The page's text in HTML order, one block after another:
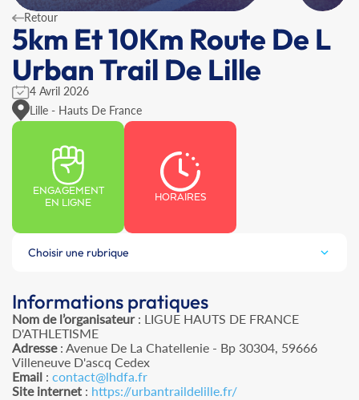
Retour
5km Et 10Km Route De L
Urban Trail De Lille
4 Avril 2026
Lille - Hauts De France
ENGAGEMENT
EN LIGNE
HORAIRES
Choisir une rubrique
Informations pratiques
Nom de l’organisateur: LIGUE HAUTS DE FRANCE
D'ATHLETISME
Adresse: Avenue De La Chatellenie - Bp 30304, 59666
Villeneuve D'ascq Cedex
Email : contact@lhdfa.fr
Site internet : https://urbantraildelille.fr/